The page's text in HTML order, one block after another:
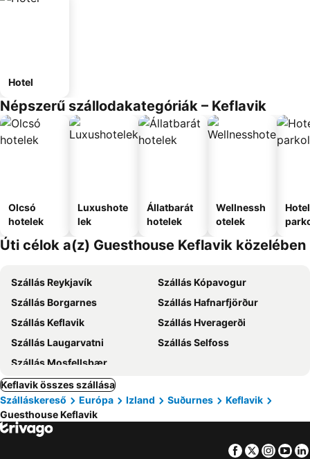
Hotel
Népszerű szállodakategóriák – Keflavik
Olcsó
hotelek
Luxushote
lek
Állatbarát
hotelek
Wellnessh
otelek
Úti célok a(z) Guesthouse Keflavik közelében
Szállás Reykjavík
Szállás Kópavogur
Szállás Borgarnes
Szállás Hafnarfjörður
Szállás Keflavik
Szállás Hveragerði
Szállás Laugarvatni
Szállás Selfoss
Szállás Mosfellsbær
Keflavik összes szállása
Szálláskereső
Európa Izland Suðurnes
Keflavik
Guesthouse Keflavik
Facebook
Twitter